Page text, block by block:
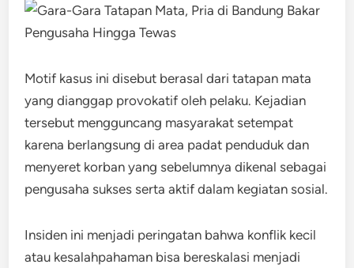
Motif kasus ini disebut berasal dari tatapan mata
yang dianggap provokatif oleh pelaku. Kejadian
tersebut mengguncang masyarakat setempat
karena berlangsung di area padat penduduk dan
menyeret korban yang sebelumnya dikenal sebagai
pengusaha sukses serta aktif dalam kegiatan sosial.
Insiden ini menjadi peringatan bahwa konflik kecil
atau kesalahpahaman bisa bereskalasi menjadi